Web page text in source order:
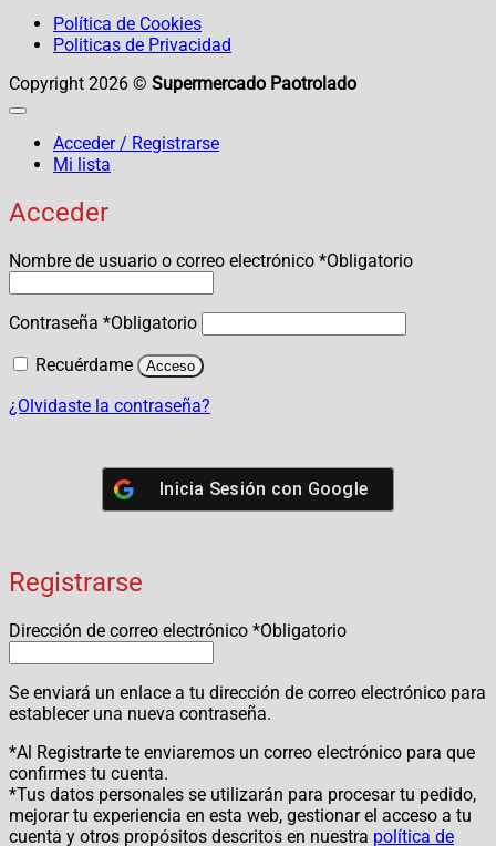
Política de Cookies
Politicas de Privacidad
Copyright 2026 © Supermercado Paotrolado
Acceder / Registrarse
Mi lista
Acceder
Nombre de usuario o correo electrónico *Obligatorio
Contraseña *Obligatorio
Recuérdame
Acceso
¿Olvidaste la contraseña?
Inicia Sesión con Google
Registrarse
Dirección de correo electrónico *Obligatorio
Se enviará un enlace a tu dirección de correo electrónico para
establecer una nueva contraseña.
*Al Registrarte te enviaremos un correo electrónico para que
confirmes tu cuenta.
*Tus datos personales se utilizarán para procesar tu pedido,
mejorar tu experiencia en esta web, gestionar el acceso a tu
cuenta y otros propósitos descritos en nuestra política de